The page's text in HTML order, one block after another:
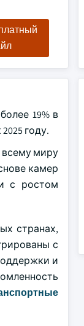
19% в
году.
всему миру
камер
с ростом
странах,
с
и